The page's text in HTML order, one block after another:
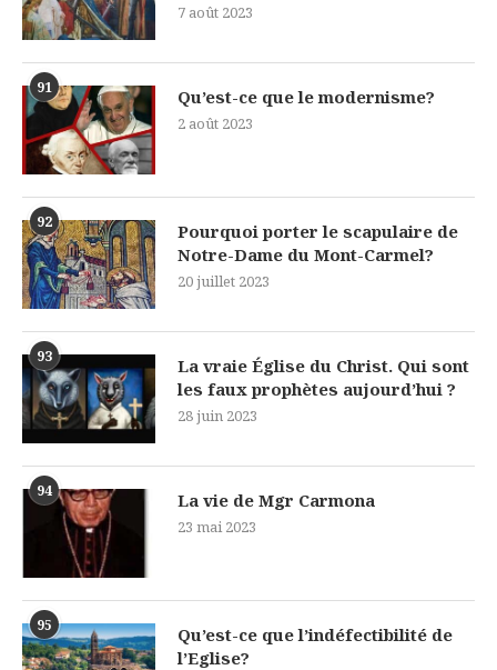
7 août 2023
91 Qu’est-ce que le modernisme?
2 août 2023
92
Pourquoi porter le scapulaire de
Notre-Dame du Mont-Carmel?
20 juillet 2023
93
La vraie Église du Christ. Qui sont
les faux prophètes aujourd’hui ?
28 juin 2023
94 La vie de Mgr Carmona
23 mai 2023
95
Qu’est-ce que l’indéfectibilité de
l’Eglise?